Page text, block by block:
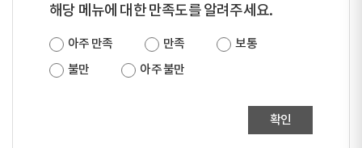
해당 메뉴에 대한 만족도를 알려주세요.
아주 만족 만족
보통
불만
아주 불만
확인